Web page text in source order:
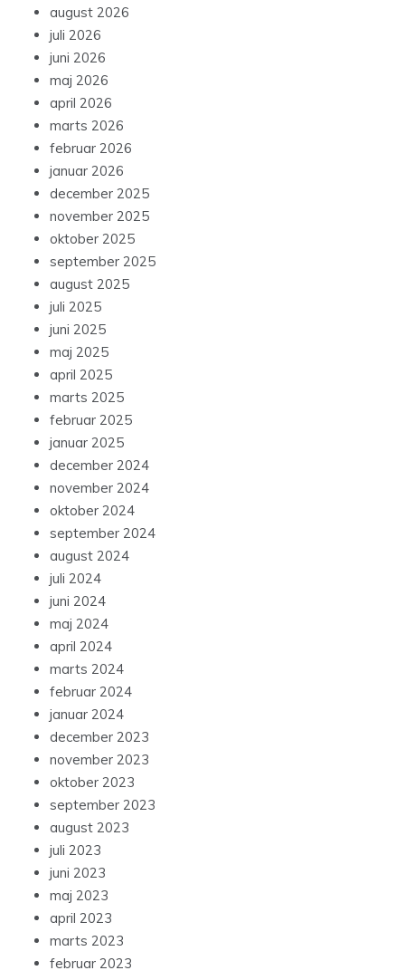
august 2026
juli 2026
juni 2026
maj 2026
april 2026
marts 2026
februar 2026
januar 2026
december 2025
november 2025
oktober 2025
september 2025
august 2025
juli 2025
juni 2025
maj 2025
april 2025
marts 2025
februar 2025
januar 2025
december 2024
november 2024
oktober 2024
september 2024
august 2024
juli 2024
juni 2024
maj 2024
april 2024
marts 2024
februar 2024
januar 2024
december 2023
november 2023
oktober 2023
september 2023
august 2023
juli 2023
juni 2023
maj 2023
april 2023
marts 2023
februar 2023